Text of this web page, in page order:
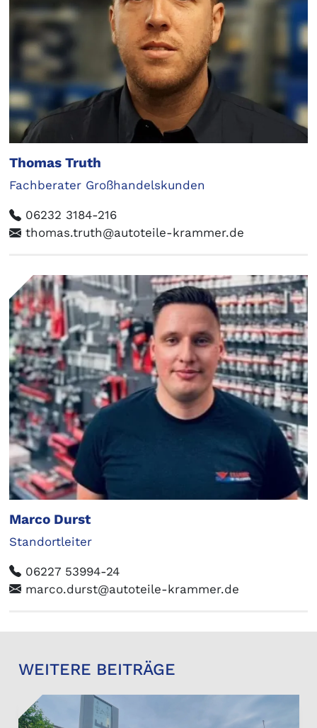
Thomas Truth
Fachberater Großhandelskunden
06232 3184-216
thomas.truth@autoteile-krammer.de
Marco Durst
Standortleiter
06227 53994-24
marco.durst@autoteile-krammer.de
WEITERE BEITRÄGE